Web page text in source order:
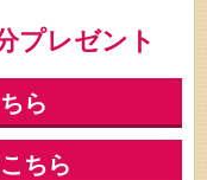
プレゼント
ら
ちら